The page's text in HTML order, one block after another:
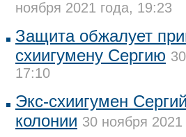
ноября 2021 года, 19:23
Защита обжалует
схиигумену Сергию
17:10
Экс-схиигумен
колонии 30 ноября